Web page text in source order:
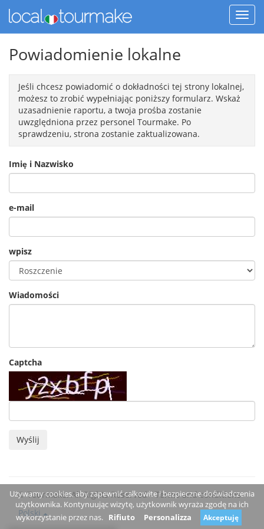
Powiadomienie lokalne
Jeśli chcesz powiadomić o dokładności tej strony lokalnej,
możesz to zrobić wypełniając poniższy formularz. Wskaż
uzasadnienie raportu, a twoja prośba zostanie
uwzględniona przez personel Tourmake. Po
sprawdzeniu, strona zostanie zaktualizowana.
Imiȩ i Nazwisko
e-mail
wpisz
Wiadomości
Captcha
Wyślij
© Tourmake. All Rights Reserved -Terms and conditions
Polski
Używamy cookies, aby zapewnić całkowite i bezpieczne doświadczenia
użytkownika. Kontynuując wizytę, użytkownik wyraża zgodę na ich
wykorzystanie przez nas. Rifiuto Personalizza Akceptuję